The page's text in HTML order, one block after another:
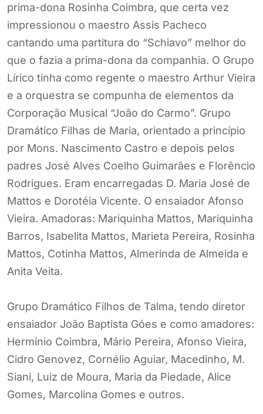
prima-dona Rosinha Coimbra, que certa vez
impressionou o maestro Assis Pacheco
cantando uma partitura do “Schiavo” melhor do
que o fazia a prima-dona da companhia. O Grupo
Lírico tinha como regente o maestro Arthur Vieira
e a orquestra se compunha de elementos da
Corporação Musical “João do Carmo”. Grupo
Dramático Filhas de Maria, orientado a princípio
por Mons. Nascimento Castro e depois pelos
padres José Alves Coelho Guimarães e Florêncio
Rodrigues. Eram encarregadas D. Maria José de
Mattos e Dorotéia Vicente. O ensaiador Afonso
Vieira. Amadoras: Mariquinha Mattos, Mariquinha
Barros, Isabelita Mattos, Marieta Pereira, Rosinha
Mattos, Cotinha Mattos, Almerinda de Almeida e
Anita Veita.
Grupo Dramático Filhos de Talma, tendo diretor
ensaiador João Baptista Góes e como amadores:
Hermínio Coimbra, Mário Pereira, Afonso Vieira,
Cidro Genovez, Cornélio Aguiar, Macedinho, M.
Siani, Luiz de Moura, Maria da Piedade, Alice
Gomes, Marcolina Gomes e outros.